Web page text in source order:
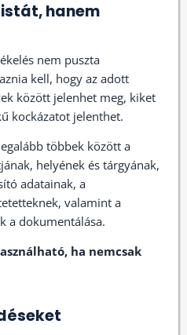
hanem
nem puszta
kell, hogy az adott
között jelenhet meg, kiket
kockázatot jelenthet.
többek között a
helyének és tárgyának,
adatainak, a
valamint a
a dokumentálása.
ha nemcsak